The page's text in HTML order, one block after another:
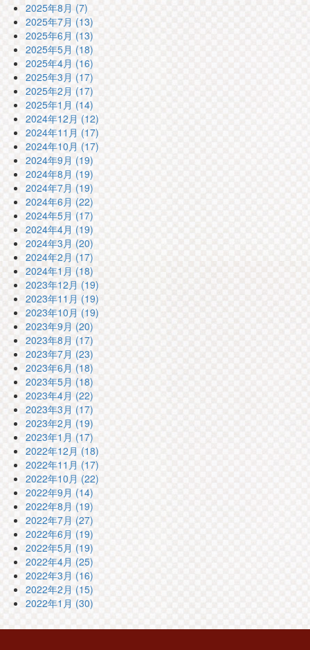
2025年8月 (7)
2025年7月 (13)
2025年6月 (13)
2025年5月 (18)
2025年4月 (16)
2025年3月 (17)
2025年2月 (17)
2025年1月 (14)
2024年12月 (12)
2024年11月 (17)
2024年10月 (17)
2024年9月 (19)
2024年8月 (19)
2024年7月 (19)
2024年6月 (22)
2024年5月 (17)
2024年4月 (19)
2024年3月 (20)
2024年2月 (17)
2024年1月 (18)
2023年12月 (19)
2023年11月 (19)
2023年10月 (19)
2023年9月 (20)
2023年8月 (17)
2023年7月 (23)
2023年6月 (18)
2023年5月 (18)
2023年4月 (22)
2023年3月 (17)
2023年2月 (19)
2023年1月 (17)
2022年12月 (18)
2022年11月 (17)
2022年10月 (22)
2022年9月 (14)
2022年8月 (19)
2022年7月 (27)
2022年6月 (19)
2022年5月 (19)
2022年4月 (25)
2022年3月 (16)
2022年2月 (15)
2022年1月 (30)